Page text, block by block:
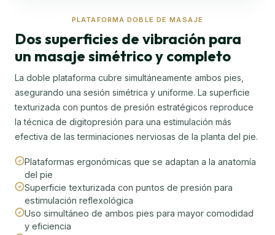
PLATAFORMA DOBLE DE MASAJE
Dos superficies de vibración para
un masaje simétrico y completo
La doble plataforma cubre simultáneamente ambos pies,
asegurando una sesión simétrica y uniforme. La superficie
texturizada con puntos de presión estratégicos reproduce
la técnica de digitopresión para una estimulación más
efectiva de las terminaciones nerviosas de la planta del pie.
Plataformas ergonómicas que se adaptan a la anatomía
del pie
Superficie texturizada con puntos de presión para
estimulación reflexológica
Uso simultáneo de ambos pies para mayor comodidad
y eficiencia